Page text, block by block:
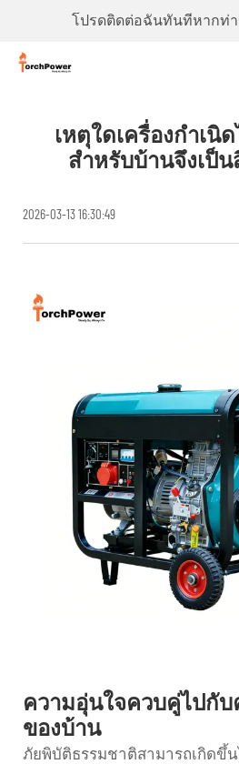
โปรดติดต่อฉันทันทีหากท่
เหตุใดเครื่องกำเนิ
สำหรับบ้านจึงเป็น
2026-03-13 16:30:49
ความอุ่นใจควบคู่ไปกั
ของบ้าน
ภัยพิบัติธรรมชาติสามารถเกิดขึ้